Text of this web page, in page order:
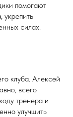
помогают
укрепить
силах.
клуба. Алексей
всего
тренера и
улучшить